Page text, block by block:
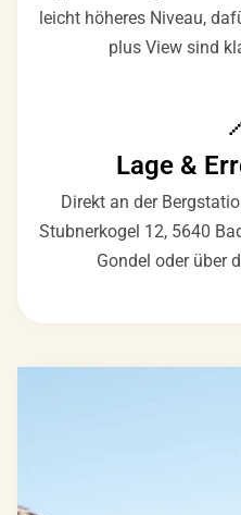
leicht höheres Niveau,
plus View sind
Lage &
Direkt an der
Stubnerkogel 12, 5640
Gondel oder über